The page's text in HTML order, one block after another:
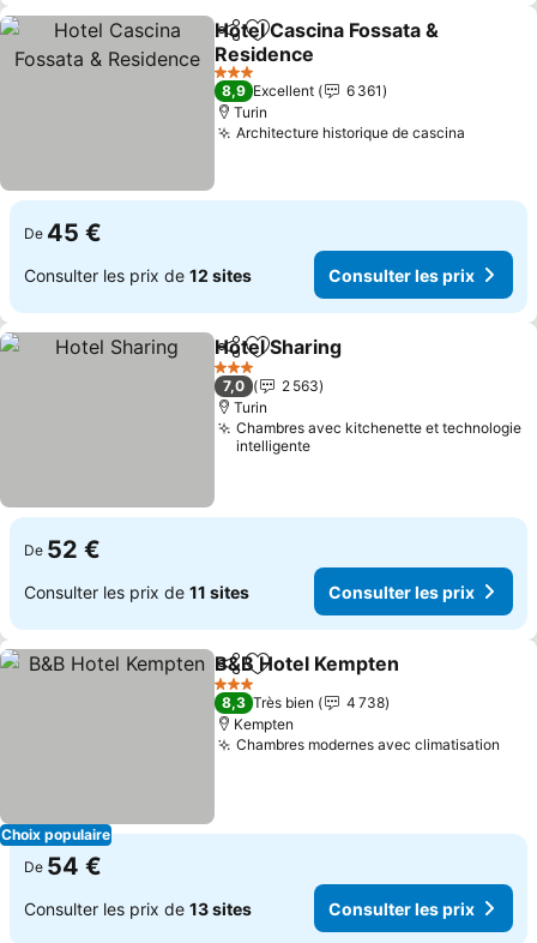
PartagerAjouter à mes favoris
Hotel Cascina Fossata &
Residence
3 Étoiles
8,9 Excellent
6 361
Turin
Architecture historique de cascina
De 45 €
Consulter les prix de 12 sites Consulter les prix
PartagerAjouter à mes favoris
Hotel Sharing
3 Étoiles
7,0
2 563
Turin
Chambres avec kitchenette et technologie
intelligente
De 52 €
Consulter les prix de 11 sites Consulter les prix
Choix populaire
PartagerAjouter à mes favoris
B&B Hotel Kempten
3 Étoiles
8,3 Très bien
4 738
Kempten
Chambres modernes avec climatisation
De 54 €
Consulter les prix de 13 sites Consulter les prix